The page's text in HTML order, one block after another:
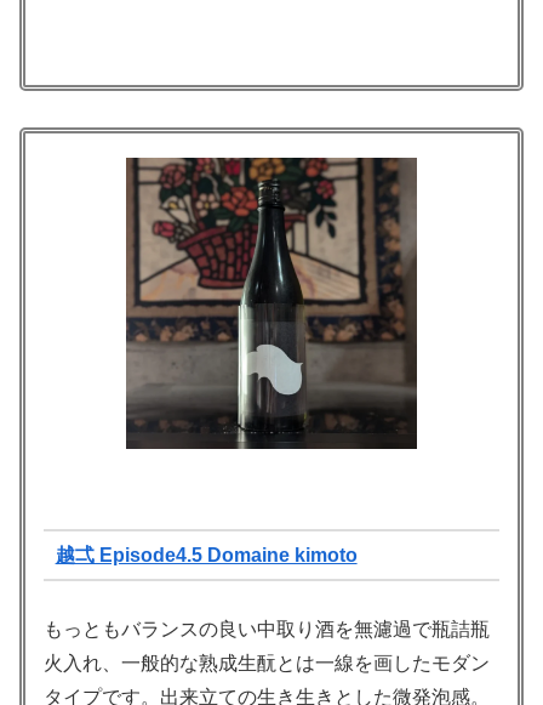
越弌 Episode4.5 Domaine kimoto
もっともバランスの良い中取り酒を無濾過で瓶詰瓶
火入れ、一般的な熟成生酛とは一線を画したモダン
タイプです。出来立ての生き生きとした微発泡感。